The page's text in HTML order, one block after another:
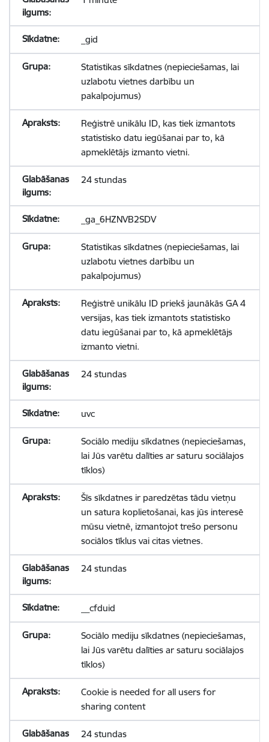
_gid
Statistikas sīkdatnes (nepieciešamas, lai
uzlabotu vietnes darbību un
pakalpojumus)
Reģistrē unikālu ID, kas tiek izmantots
statistisko datu iegūšanai par to, kā
apmeklētājs izmanto vietni.
24 stundas
_ga_6HZNVB2SDV
Statistikas sīkdatnes (nepieciešamas, lai
uzlabotu vietnes darbību un
pakalpojumus)
Reģistrē unikālu ID priekš jaunākās GA 4
versijas, kas tiek izmantots statistisko
datu iegūšanai par to, kā apmeklētājs
izmanto vietni.
24 stundas
uvc
Sociālo mediju sīkdatnes (nepieciešamas,
lai Jūs varētu dalīties ar saturu sociālajos
tīklos)
Šīs sīkdatnes ir paredzētas tādu vietņu
un satura koplietošanai, kas jūs interesē
mūsu vietnē, izmantojot trešo personu
sociālos tīklus vai citas vietnes.
24 stundas
__cfduid
Sociālo mediju sīkdatnes (nepieciešamas,
lai Jūs varētu dalīties ar saturu sociālajos
tīklos)
Cookie is needed for all users for
sharing content
24 stundas